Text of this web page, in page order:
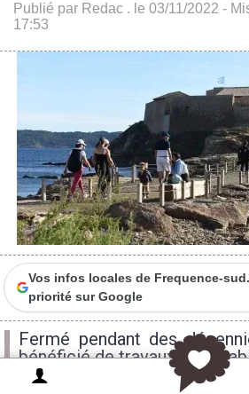
Publié par Redac . le 03/11/2022 -
17:53
Vos infos locales de Frequence-
priorité sur Google
Fermé pendant des
bénéficié de travaux de
Pradeau mieux connu